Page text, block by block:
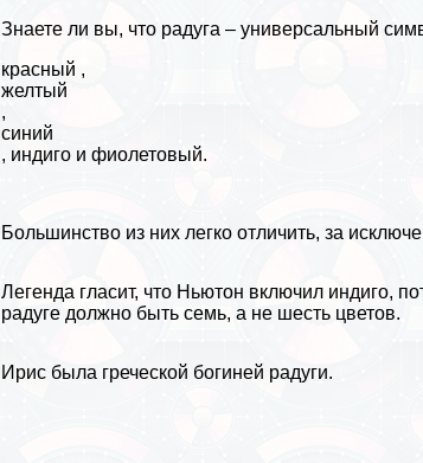
Знаете ли вы, что радуга – универсальный
красный ,
желтый
,
синий
, индиго и фиолетовый.
Большинство из них легко отличить, за
Легенда гласит, что Ньютон включил индиго,
радуге должно быть семь, а не шесть цветов.
Ирис была греческой богиней радуги.